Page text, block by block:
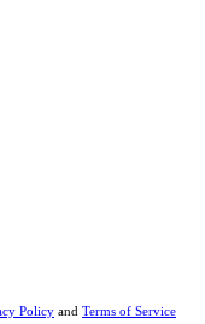
Policy and Terms of Service